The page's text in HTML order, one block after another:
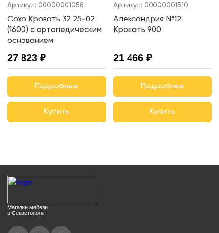
Артикул: 00000001058
Сохо Кровать 32.25-02
(1600) с ортопедическим
основанием
27 823 ₽
Подробнее
Купить
Артикул: 00000001510
Александрия №12
Кровать 900
21 466 ₽
Подробнее
Купить
Магазин мебели
в Севастополе